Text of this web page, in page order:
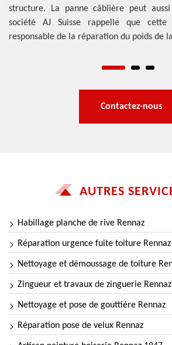
structure. La panne câblière peut
société AJ Suisse rappelle que
responsable de la réparation du poids de
Contactez-nous
AUTRES
Habillage planche de rive Rennaz
Réparation urgence fuite toiture Rennaz
Nettoyage et démoussage de toiture
Zingueur et travaux de zinguerie Rennaz
Nettoyage et pose de gouttière Rennaz
Réparation pose de velux Rennaz